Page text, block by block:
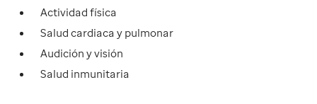
Actividad física
Salud cardiaca y pulmonar
Audición y visión
Salud inmunitaria